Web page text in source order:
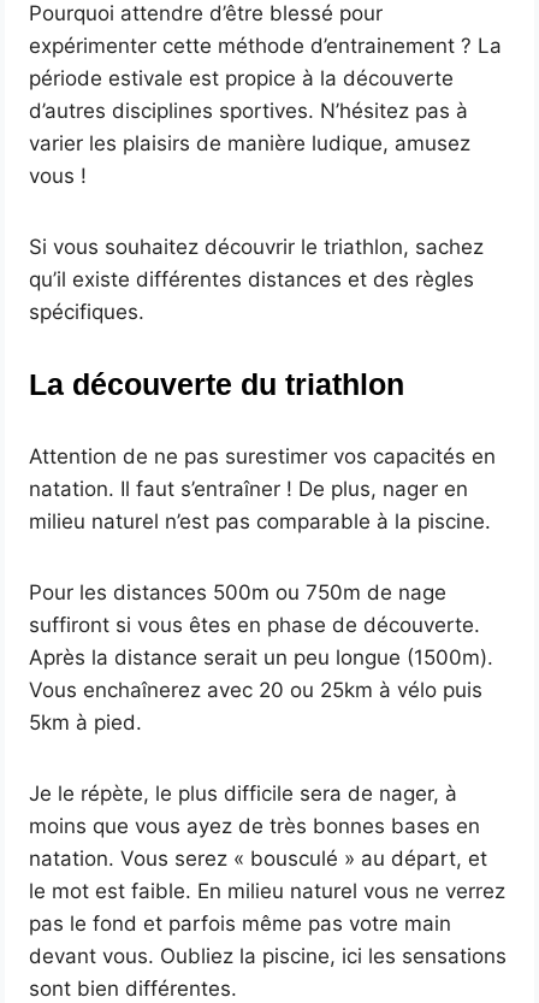
Pourquoi attendre d’être blessé pour
expérimenter cette méthode d’entrainement ? La
période estivale est propice à la découverte
d’autres disciplines sportives. N’hésitez pas à
varier les plaisirs de manière ludique, amusez
vous !
Si vous souhaitez découvrir le triathlon, sachez
qu’il existe différentes distances et des règles
spécifiques.
La découverte du triathlon
Attention de ne pas surestimer vos capacités en
natation. Il faut s’entraîner ! De plus, nager en
milieu naturel n’est pas comparable à la piscine.
Pour les distances 500m ou 750m de nage
suffiront si vous êtes en phase de découverte.
Après la distance serait un peu longue (1500m).
Vous enchaînerez avec 20 ou 25km à vélo puis
5km à pied.
Je le répète, le plus difficile sera de nager, à
moins que vous ayez de très bonnes bases en
natation. Vous serez « bousculé » au départ, et
le mot est faible. En milieu naturel vous ne verrez
pas le fond et parfois même pas votre main
devant vous. Oubliez la piscine, ici les sensations
sont bien différentes.